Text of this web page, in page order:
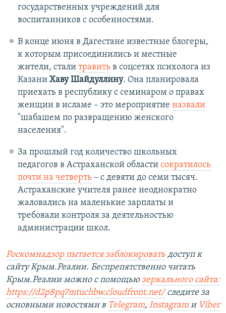
государственных учреждений для
воспитанников с особенностями.
В конце июня в Дагестане известные блогеры,
к которым присоединились и местные
жители, стали травитьв соцсетях психолога из
Казани Хаву Шайдуллину. Она планировала
приехать в республику с семинаром о правах
женщин в исламе – это мероприятие назвали
"шабашем по развращению женского
населения".
За прошлый год количество школьных
педагогов в Астраханской области сократилось
почти на четверть– с девяти до семи тысяч.
Астраханские учителя ранее неоднократно
жаловались на маленькие зарплаты и
требовали контроля за деятельностью
администрации школ.
Роскомнадзор пытается заблокировать доступ к
сайту Крым.Реалии. Беспрепятственно читать
Крым.Реалии можно с помощью зеркального сайта:
https://d2p8pq7mtuchbw.cloudfront.net/следите за
основными новостями в Telegram, Instagram и Viber